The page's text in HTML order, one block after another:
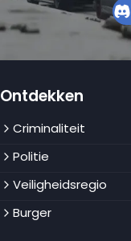
Ontdekken
Criminaliteit
Politie
Veiligheidsregio
Burger